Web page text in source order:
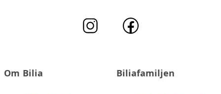
Om Bilia Biliafamiljen